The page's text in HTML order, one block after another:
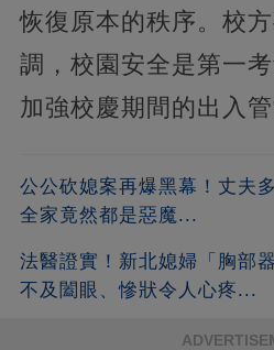
恢復原本的秩序。校
調，校園安全是第一
加強校慶期間的出入管
公公砍媳案再爆黑幕！丈夫
全家竟然都是惡魔...
法醫證實！新北媳婦「胸部
不及闔眼、慘狀令人心疼...